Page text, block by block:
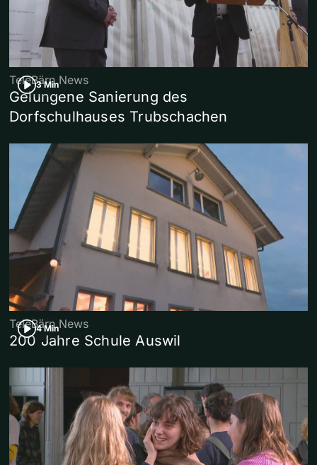
3 Min
TeleBärn News
Gelungene Sanierung des
Dorfschulhauses Trubschachen
4 Min
TeleBärn News
200 Jahre Schule Auswil